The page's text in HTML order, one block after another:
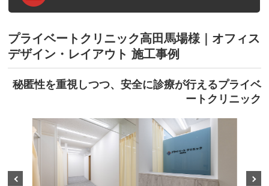
プライベートクリニック高田馬場様｜オフィス
デザイン・レイアウト 施工事例
秘匿性を重視しつつ、安全に診療が行えるプライベ
ートクリニック